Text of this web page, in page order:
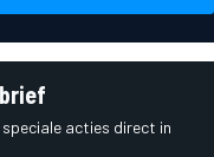
acties direct in